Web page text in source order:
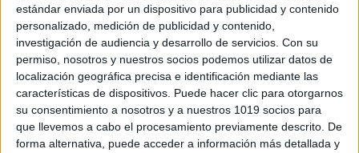
estándar enviada por un dispositivo para publicidad y contenido
personalizado, medición de publicidad y contenido,
investigación de audiencia y desarrollo de servicios. Con su
permiso, nosotros y nuestros socios podemos utilizar datos de
localización geográfica precisa e identificación mediante las
características de dispositivos. Puede hacer clic para otorgarnos
su consentimiento a nosotros y a nuestros 1019 socios para
que llevemos a cabo el procesamiento previamente descrito. De
forma alternativa, puede acceder a información más detallada y